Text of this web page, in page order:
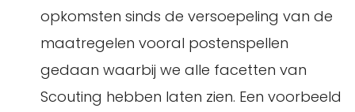
opkomsten sinds de versoepeling van de
maatregelen vooral postenspellen
gedaan waarbij we alle facetten van
Scouting hebben laten zien. Een voorbeeld